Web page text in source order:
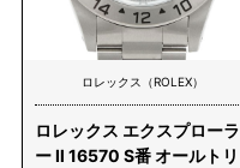
ロレックス（ROLEX）
ロレックス エクスプローラ
ー Ⅱ 16570 S番 オールトリ